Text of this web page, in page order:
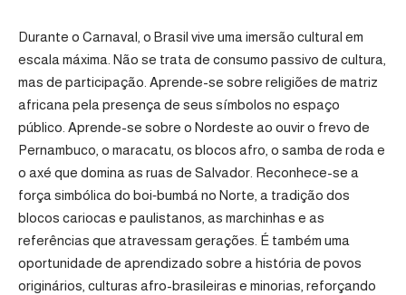
Durante o Carnaval, o Brasil vive uma imersão cultural em
escala máxima. Não se trata de consumo passivo de cultura,
mas de participação. Aprende-se sobre religiões de matriz
africana pela presença de seus símbolos no espaço
público. Aprende-se sobre o Nordeste ao ouvir o frevo de
Pernambuco, o maracatu, os blocos afro, o samba de roda e
o axé que domina as ruas de Salvador. Reconhece-se a
força simbólica do boi‑bumbá no Norte, a tradição dos
blocos cariocas e paulistanos, as marchinhas e as
referências que atravessam gerações. É também uma
oportunidade de aprendizado sobre a história de povos
originários, culturas afro-brasileiras e minorias, reforçando